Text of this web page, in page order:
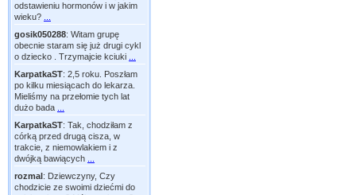
odstawieniu hormonów i w jakim
wieku?
gosik050288: Witam grupę
obecnie staram się już drugi cykl
o dziecko . Trzymajcie kciuki
KarpatkaST: 2,5 roku. Poszłam
po kilku miesiącach do lekarza.
Mieliśmy na przełomie tych lat
dużo bada
KarpatkaST: Tak, chodziłam z
córką przed drugą cisza, w
trakcie, z niemowlakiem i z
dwójką bawiących
rozmal: Dziewczyny, Czy
chodzicie ze swoimi dziećmi do